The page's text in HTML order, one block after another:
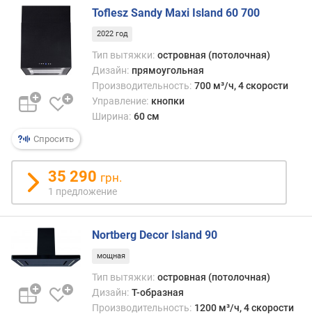
у
д
)
а
к
и
л
ь
н
ы
й
у
Спросить
Toflesz Sandy Maxi Island 60 700
2022 год
Тип вытяжки: островная (потолочная)
Дизайн: прямоугольная
Производительность: 700 м³/ч, 4 скорости
Управление: кнопки
Ширина: 60 см
35 290 грн.
1 предложение
Nortberg Decor Island 90
мощная
Тип вытяжки: островная (потолочная)
Дизайн: Т-образная
Производительность: 1200 м³/ч, 4 скорости